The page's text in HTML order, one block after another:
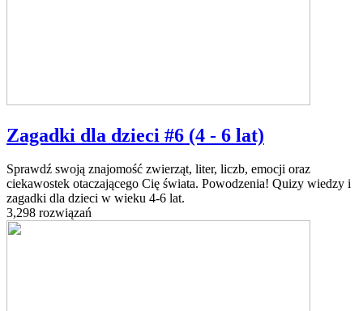
Zagadki dla dzieci #6 (4 - 6 lat)
Sprawdź swoją znajomość zwierząt, liter, liczb, emocji oraz
ciekawostek otaczającego Cię świata. Powodzenia! Quizy wiedzy i
zagadki dla dzieci w wieku 4-6 lat.
3,298 rozwiązań